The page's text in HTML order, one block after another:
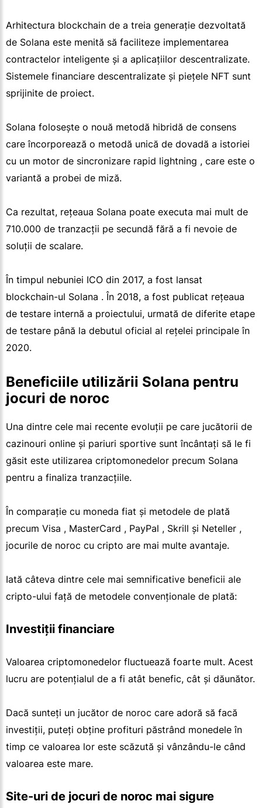
Arhitectura blockchain de a treia generație dezvoltată
de Solana este menită să faciliteze implementarea
contractelor inteligente și a aplicațiilor descentralizate.
Sistemele financiare descentralizate și piețele NFT sunt
sprijinite de proiect.
Solana folosește o nouă metodă hibridă de consens
care încorporează o metodă unică de dovadă a istoriei
cu un motor de sincronizare rapid lightning , care este o
variantă a probei de miză.
Ca rezultat, rețeaua Solana poate executa mai mult de
710.000 de tranzacții pe secundă fără a fi nevoie de
soluții de scalare.
În timpul nebuniei ICO din 2017, a fost lansat
blockchain-ul Solana . În 2018, a fost publicat rețeaua
de testare internă a proiectului, urmată de diferite etape
de testare până la debutul oficial al rețelei principale în
2020.
Beneficiile utilizării Solana pentru
jocuri de noroc
Una dintre cele mai recente evoluții pe care jucătorii de
cazinouri online și pariuri sportive sunt încântați să le fi
găsit este utilizarea criptomonedelor precum Solana
pentru a finaliza tranzacțiile.
În comparație cu moneda fiat și metodele de plată
precum Visa , MasterCard , PayPal , Skrill și Neteller ,
jocurile de noroc cu cripto are mai multe avantaje.
Iată câteva dintre cele mai semnificative beneficii ale
cripto-ului față de metodele convenționale de plată:
Investiții financiare
Valoarea criptomonedelor fluctuează foarte mult. Acest
lucru are potențialul de a fi atât benefic, cât și dăunător.
Dacă sunteți un jucător de noroc care adoră să facă
investiții, puteți obține profituri păstrând monedele în
timp ce valoarea lor este scăzută și vânzându-le când
valoarea este mare.
Site-uri de jocuri de noroc mai sigure